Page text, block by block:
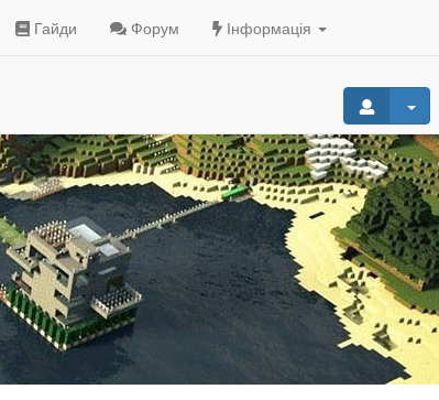
Гайди Форум Інформація